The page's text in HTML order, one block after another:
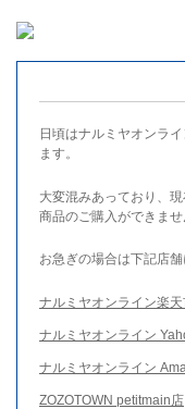
日頃はナルミヤオンラ
ます。
大変混みあっており、
商品のご購入ができませ
お急ぎの場合は下記店
ナルミヤオンライン楽
ナルミヤオンライン
ナルミヤオンライン
ZOZOTOWN petitmain店